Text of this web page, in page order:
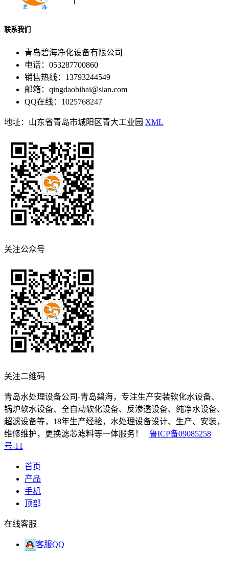
联系我们
青岛碧海净化设备有限公司
电话：053287700860
销售热线：13793244549
邮箱：qingdaobihai@sian.com
QQ在线：1025768247
地址：山东省青岛市城阳区青大工业园 XML
关注公众号
关注二维码
青岛水处理设备公司-青岛碧海，专注生产安装软化水设备、
锅炉软水设备、全自动软化设备、反渗透设备、纯净水设备、
超滤设备等，18年生产经验，水处理设备设计、生产、安装，
维修维护，更换滤芯滤料等一体服务！ 鲁ICP备09085258
号-11
首页
产品
手机
顶部
在线客服
客服QQ